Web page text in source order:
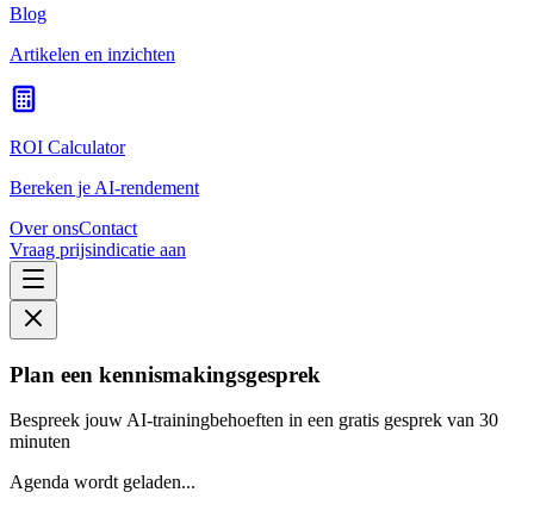
Blog
Artikelen en inzichten
ROI Calculator
Bereken je AI-rendement
Over onsContact
Vraag prijsindicatie aan
Plan een kennismakingsgesprek
Bespreek jouw AI-trainingbehoeften in een gratis gesprek van 30
minuten
Agenda wordt geladen...